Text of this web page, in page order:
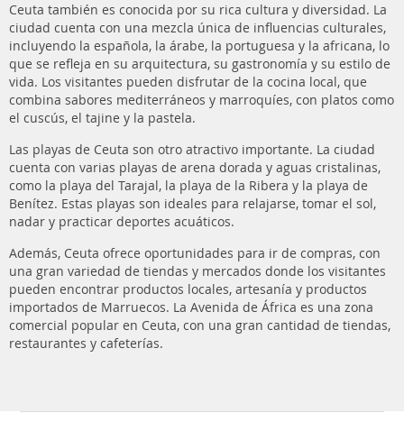
Ceuta también es conocida por su rica cultura y diversidad. La
ciudad cuenta con una mezcla única de influencias culturales,
incluyendo la española, la árabe, la portuguesa y la africana, lo
que se refleja en su arquitectura, su gastronomía y su estilo de
vida. Los visitantes pueden disfrutar de la cocina local, que
combina sabores mediterráneos y marroquíes, con platos como
el cuscús, el tajine y la pastela.
Las playas de Ceuta son otro atractivo importante. La ciudad
cuenta con varias playas de arena dorada y aguas cristalinas,
como la playa del Tarajal, la playa de la Ribera y la playa de
Benítez. Estas playas son ideales para relajarse, tomar el sol,
nadar y practicar deportes acuáticos.
Además, Ceuta ofrece oportunidades para ir de compras, con
una gran variedad de tiendas y mercados donde los visitantes
pueden encontrar productos locales, artesanía y productos
importados de Marruecos. La Avenida de África es una zona
comercial popular en Ceuta, con una gran cantidad de tiendas,
restaurantes y cafeterías.